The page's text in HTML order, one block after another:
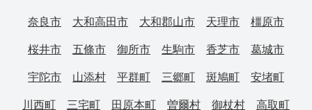
奈良市 大和高田市 大和郡山市 天理市
橿原市
桜井市
五條市 御所市 生駒市 香芝市
葛城市
宇陀市
山添村 平群町 三郷町 斑鳩町
安堵町
川西町
三宅町 田原本町 曽爾村 御杖村 高取町